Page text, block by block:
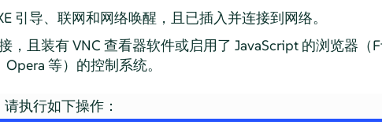
引导、联网和网络唤醒，且已插入并连接到网络。
，且装有 VNC 查看器软件或启用了 JavaScript 的浏览器（
等）的控制系统。
执行如下操作：